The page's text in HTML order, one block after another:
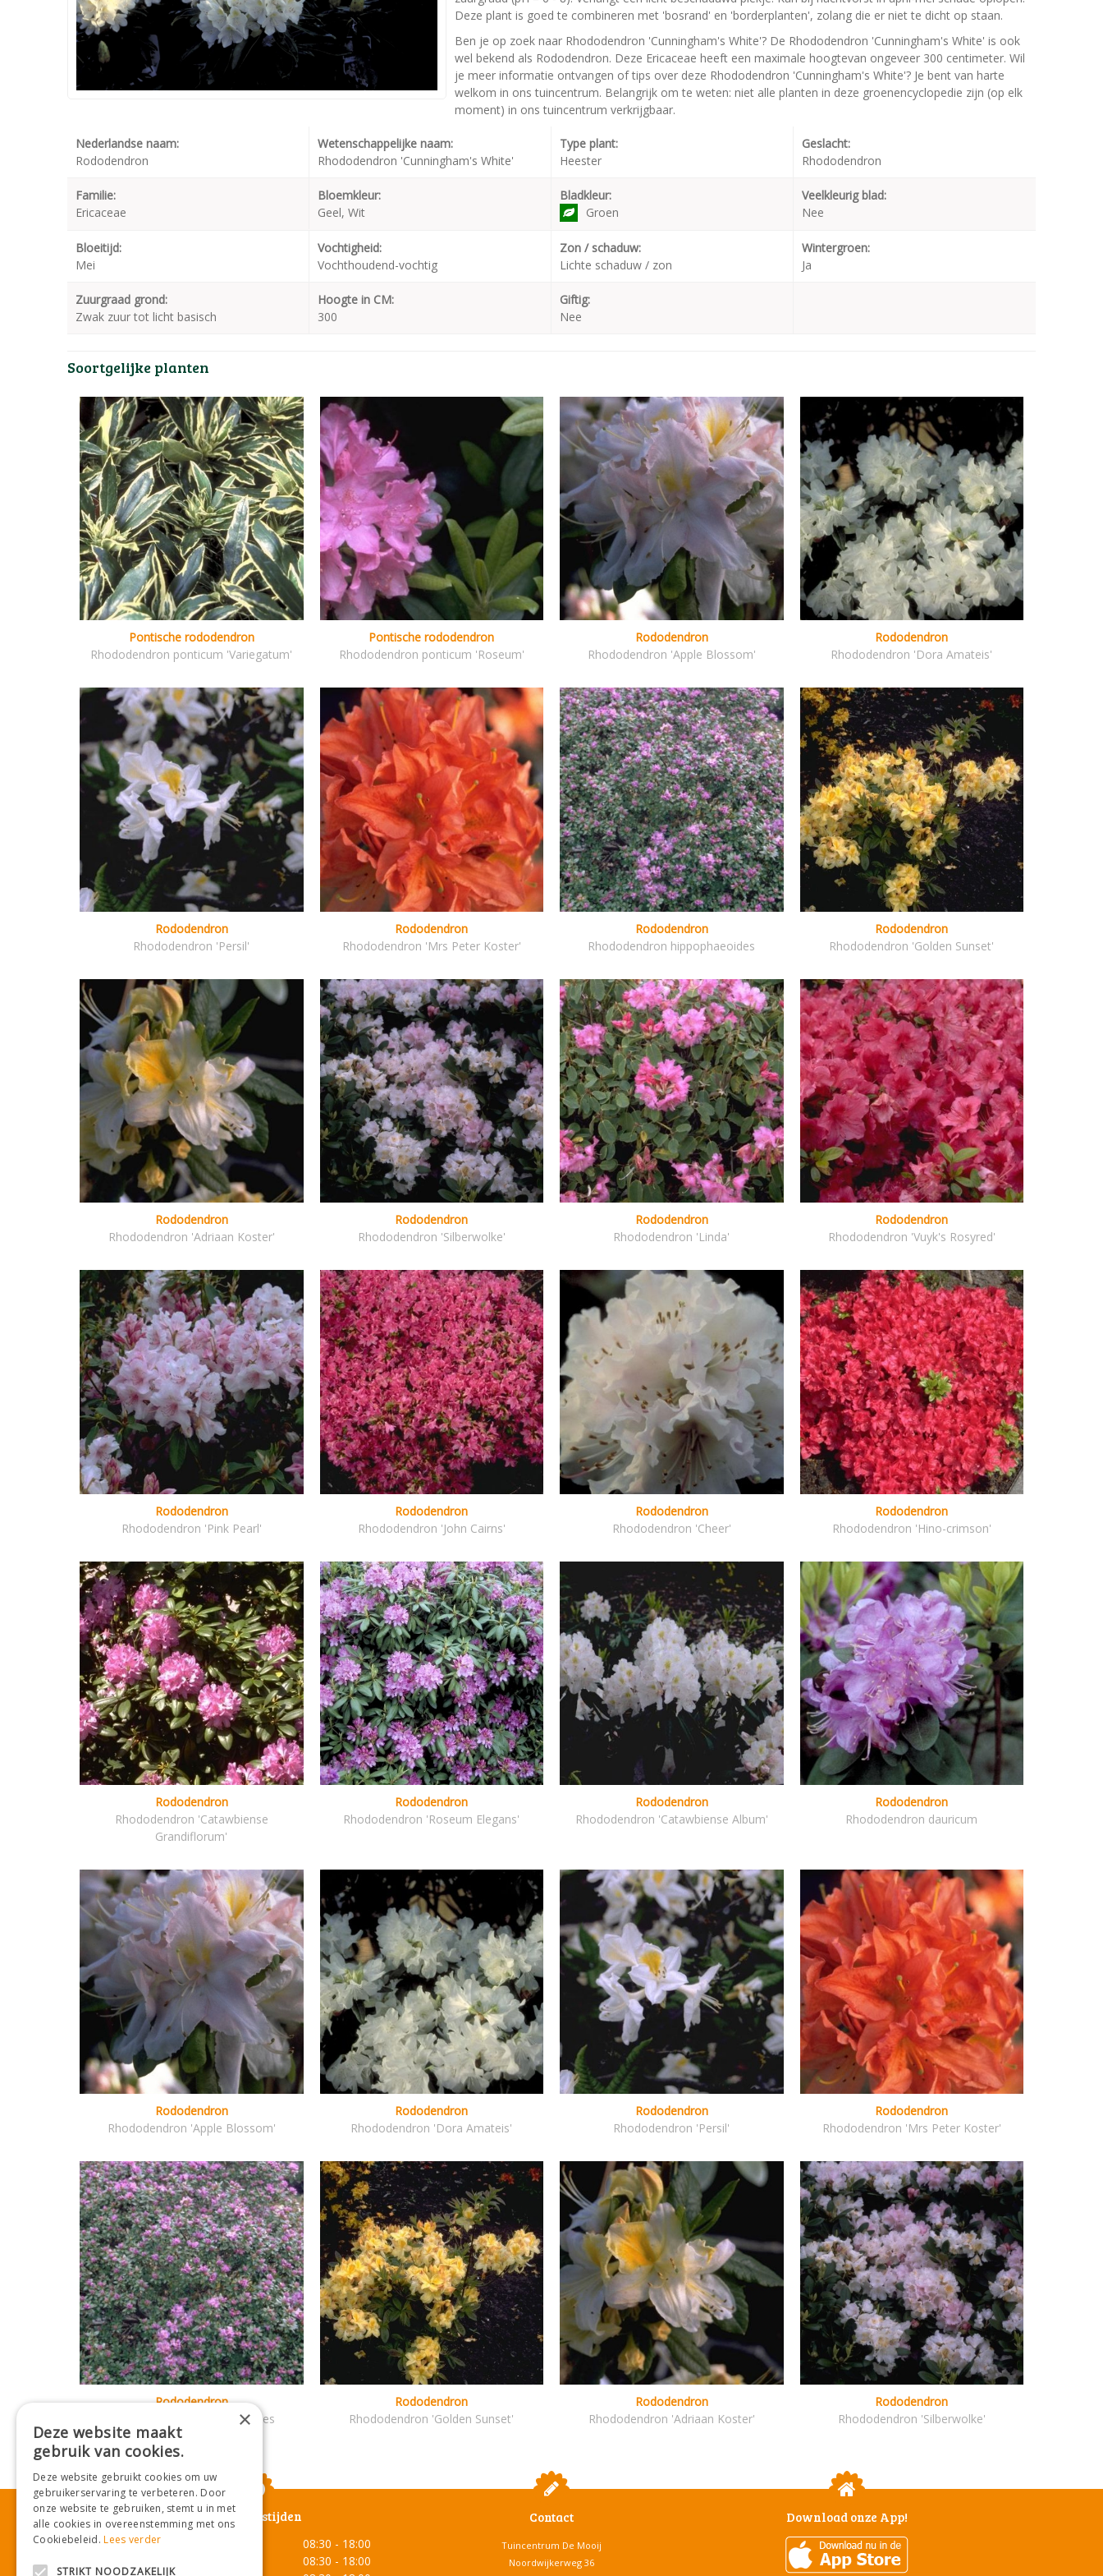
Deze plant is goed te combineren met 'bosrand' en 'borderplanten', zolang die er niet te dicht op staan.
Ben je op zoek naar Rhododendron 'Cunningham's White'? De Rhododendron 'Cunningham's White' is ook
wel bekend als Rododendron. Deze Ericaceae heeft een maximale hoogtevan ongeveer 300 centimeter. Wil
je meer informatie ontvangen of tips over deze Rhododendron 'Cunningham's White'? Je bent van harte
welkom in ons tuincentrum. Belangrijk om te weten: niet alle planten in deze groenencyclopedie zijn (op elk
moment) in ons tuincentrum verkrijgbaar.
Nederlandse naam:
Rododendron
Wetenschappelijke naam:
Rhododendron 'Cunningham's White'
Type plant:
Heester
Geslacht:
Rhododendron
Familie:
Ericaceae
Bloemkleur:
Geel, Wit
Bladkleur:
Groen
Veelkleurig blad:
Nee
Bloeitijd:
Mei
Vochtigheid:
Vochthoudend-vochtig
Zon / schaduw:
Lichte schaduw / zon
Wintergroen:
Ja
Zuurgraad grond:
Zwak zuur tot licht basisch
Hoogte in CM:
300
Giftig:
Nee
Soortgelijke planten
Pontische rododendron
Rhododendron ponticum 'Variegatum'
Pontische rododendron
Rhododendron ponticum 'Roseum'
Rododendron
Rhododendron 'Apple Blossom'
Rododendron
Rhododendron 'Dora Amateis'
Rododendron
Rhododendron 'Persil'
Rododendron
Rhododendron 'Mrs Peter Koster'
Rododendron
Rhododendron hippophaeoides
Rododendron
Rhododendron 'Golden Sunset'
Rododendron
Rhododendron 'Adriaan Koster'
Rododendron
Rhododendron 'Silberwolke'
Rododendron
Rhododendron 'Linda'
Rododendron
Rhododendron 'Vuyk's Rosyred'
Rododendron
Rhododendron 'Pink Pearl'
Rododendron
Rhododendron 'John Cairns'
Rododendron
Rhododendron 'Cheer'
Rododendron
Rhododendron 'Hino-crimson'
Rododendron
Rhododendron 'Catawbiense
Grandiflorum'
Rododendron
Rhododendron 'Roseum Elegans'
Rododendron
Rhododendron 'Catawbiense Album'
Rododendron
Rhododendron dauricum
Rododendron
Rhododendron 'Apple Blossom'
Rododendron
Rhododendron 'Dora Amateis'
Rododendron
Rhododendron 'Persil'
Rododendron
Rhododendron 'Mrs Peter Koster'
Rododendron
Rhododendron hippophaeoides
Rododendron
Rhododendron 'Golden Sunset'
Rododendron
Rhododendron 'Adriaan Koster'
Rododendron
Rhododendron 'Silberwolke'
Openingstijden
Maandag
08:30 - 18:00
08:30 - 18:00
Contact
Tuincentrum De Mooij
Noordwijkerweg 36
Download onze App!
×
Deze website maakt
gebruik van cookies.
Deze website gebruikt cookies om uw
gebruikerservaring te verbeteren. Door
onze website te gebruiken, stemt u in met
alle cookies in overeenstemming met ons
Cookiebeleid.Lees verder
STRIKT NOODZAKELIJK